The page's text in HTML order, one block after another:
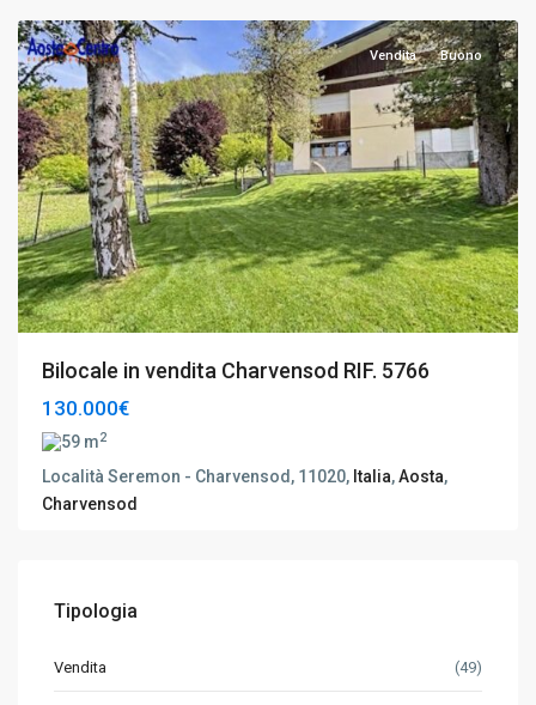
Vendita Buono
Bilocale in vendita Charvensod RIF. 5766
130.000€
59 m2
Località Seremon - Charvensod, 11020, Italia,Aosta,
Charvensod
Tipologia
Vendita (49)